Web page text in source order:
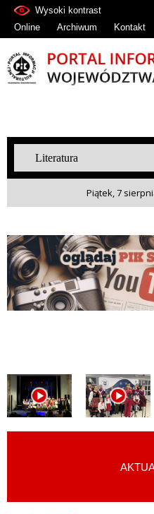
Wysoki kontrast
Online
Archiwum Kontakt
Piątek, 7